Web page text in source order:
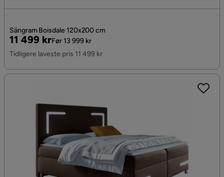
Sängram Boisdale 120x200 cm
Pris
11 499 kr
Original
Pris
Før 13 999 kr
Tidligere laveste pris 11 499 kr